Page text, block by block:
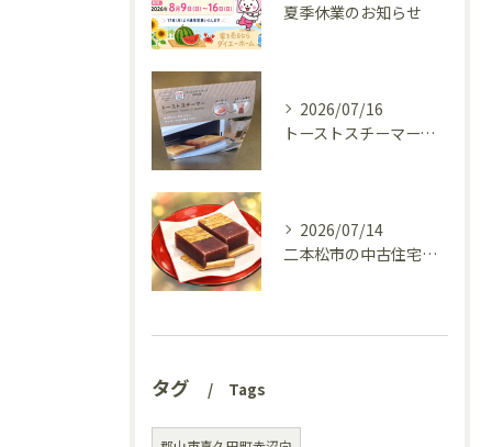
夏季休業のお知らせ
2026/07/16
トーストスチーマーで、いつものパンが少し変わった話
2026/07/14
二本松市の中古住宅、リフォーム前の様子を見てきました(^^♪
タグ Tags